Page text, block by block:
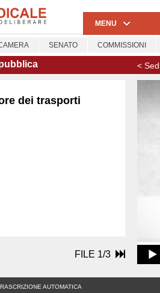
MENU
SENATO COMMISSIONI
<
dei trasporti
FILE 1/3
AUTOMATICA